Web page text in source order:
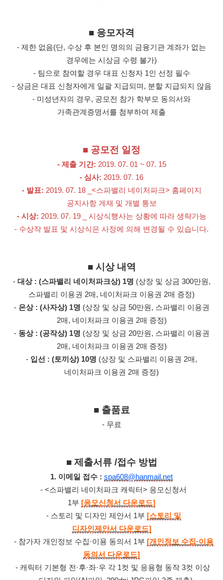
■ 응모자격
- 제한 없음(단, 수상 후 본인 명의의 금융기관 계좌가 없는
경우에는 시상금 수령 불가)
- 팀으로 참여할 경우 대표 신청자 1인 선정 필수
- 상금은 대표 신청자에게 일괄 지급되며, 분할 지급되지 않음
- 미성년자의 경우, 공모전 참가 학부모 동의서와
가족관계증명서를 첨부하여 제출
■ 공모전 일정
- 제출 기간: 2019. 07. 01 ~ 07. 15
- 심사: 2019. 07. 16
- 발표: 2019. 07. 18 _<스파밸리 네이처파크> 홈페이지
공지사항 게재 및 개별 통보
- 시상: 2019. 07. 19 _ 시상식행사는 상황에 따라 생략가능
- 수상작 발표 및 시상식은 사정에 의해 변경될 수 있습니다.
■ 시상 내역
- 대상 : (스파밸리 네이처파크상) 1명 (상장 및 상금 300만원,
스파밸리 이용권 2매, 네이처파크 이용권 2매 증정)
- 은상 : (사자상) 1명 (상장 및 상금 50만원, 스파밸리 이용권
2매, 네이처파크 이용권 2매 증정)
- 동상 : (공작상) 1명 (상장 및 상금 20만원, 스파밸리 이용권
2매, 네이처파크 이용권 2매 증정)
- 입선 : (토끼상) 10명 (상장 및 스파밸리 이용권 2매,
네이처파크 이용권 2매 증정)
■ 출품료
- 무료
■ 제출서류 /접수 방법
1. 이메일 접수 : spa608@hanmail.net
- <스파밸리 네이처파크 캐릭터> 응모신청서
1부 [응모신청서 다운로드]
- 스토리 및 디자인 제안서 1부 [스토리 및
디자인제안서 다운로드]
- 참가자 개인정보 수집·이용 동의서 1부 [개인정보 수집·이용
동의서 다운로드]
- 캐릭터 기본형 전·후·좌·우 각 1컷 및 응용형 동작 3컷 이상